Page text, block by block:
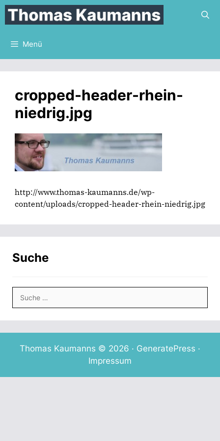
Zum
Inhalt
springen
Menü
cropped-header-rhein-
niedrig.jpg
http://www.thomas-kaumanns.de/wp-
content/uploads/cropped-header-rhein-niedrig.jpg
Suche
nach:
Thomas Kaumanns © 2026 · GeneratePress ·
Impressum